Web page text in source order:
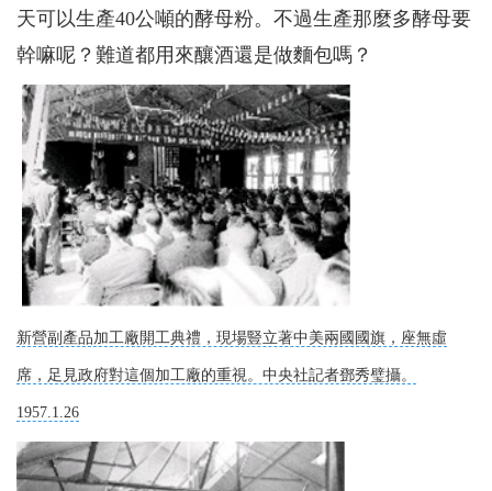
天可以生產40公噸的酵母粉。不過生產那麼多酵母要
幹嘛呢？難道都用來釀酒還是做麵包嗎？
新營副產品加工廠開工典禮，現場豎立著中美兩國國旗，座無虛
席，足見政府對這個加工廠的重視。中央社記者鄧秀璧攝。
1957.1.26